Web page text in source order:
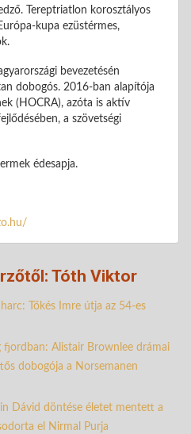
Tereptriatlon korosztályos
kupa ezüstérmes,
bevezetésén
dobogós. 2016-ban alapítója
(HOCRA), azóta is aktív
a szövetségi
édesapja.
Tóth Viktor
Tőkés Imre útja az 54-es
fjordban: Alistair Brownlee drámai
dobogója a Norsemanen
Dávid döntése életet mentett a
el Nirmal Purja